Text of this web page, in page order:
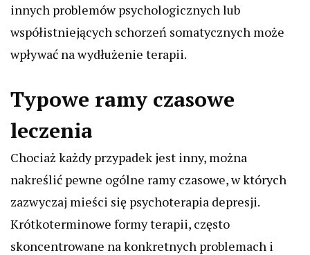
innych problemów psychologicznych lub
współistniejących schorzeń somatycznych może
wpływać na wydłużenie terapii.
Typowe ramy czasowe
leczenia
Chociaż każdy przypadek jest inny, można
nakreślić pewne ogólne ramy czasowe, w których
zazwyczaj mieści się psychoterapia depresji.
Krótkoterminowe formy terapii, często
skoncentrowane na konkretnych problemach i